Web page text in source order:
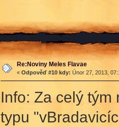
Re:Noviny Meles Flavae
« Odpověď #10 kdy: Únor 27, 2013,
Info: Za celý
typu